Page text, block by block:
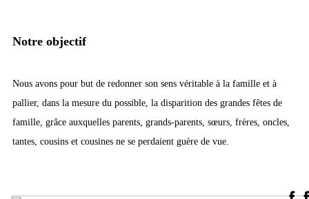
Notre objectif
Nous avons pour but de redonner son sens véritable à la famille et à
pallier, dans la mesure du possible, la disparition des grandes fêtes de
famille, grâce auxquelles parents, grands-parents, sœurs, frères, oncles,
tantes, cousins et cousines ne se perdaient guère de vue.